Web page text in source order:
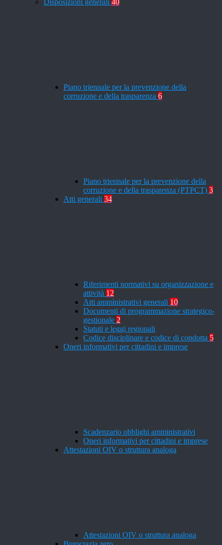
Disposizioni generali 40
Piano triennale per la prevenzione della
corruzione e della trasparenza 6
Piano triennale per la prevenzione della
corruzione e della trasparenza (PTPCT) 3
Atti generali 34
Riferimenti normativi su organizzazione e
attività 12
Atti amministrativi generali 10
Documenti di programmazione strategico-
gestionale 2
Statuti e leggi regionali
Codice disciplinare e codice di condotta 5
Oneri informativi per cittadini e imprese
Scadenzario obblighi amministrativi
Oneri informativi per cittadini e imprese
Attestazioni OIV o struttura analoga
Attestazioni OIV o struttura analoga